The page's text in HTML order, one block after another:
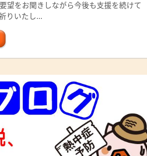
望をお聞きしながら今後も支援を続けて
りいたし...